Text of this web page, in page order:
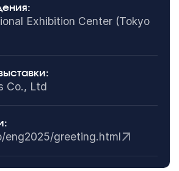
Exhibition Center (Tokyo
Co., Ltd
eng2025/greeting.html